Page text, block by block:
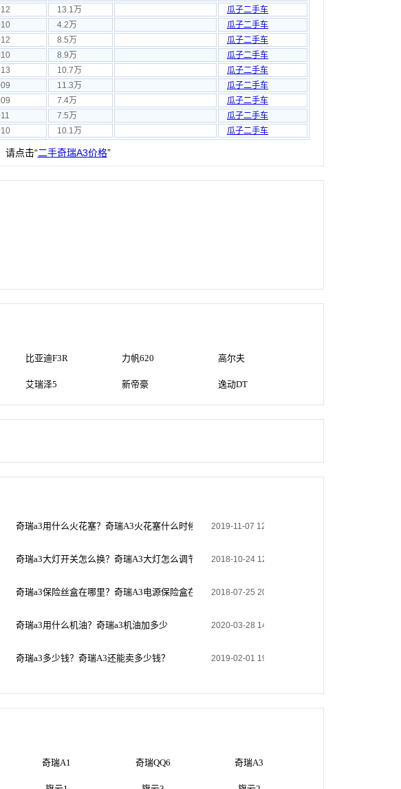
13.1万
瓜子二手车
4.2万
瓜子二手车
8.5万
瓜子二手车
8.9万
瓜子二手车
10.7万
瓜子二手车
11.3万
瓜子二手车
7.4万
瓜子二手车
7.5万
瓜子二手车
10.1万 瓜子二手车
请点击“二手奇瑞A3价格”
比亚迪F3R 力帆620 高尔夫
艾瑞泽5 新帝豪 逸动DT
奇瑞a3用什么火花塞？奇瑞A3火花塞什么时候需要更换2019-11-07 12:14:37
奇瑞a3大灯开关怎么换？奇瑞A3大灯怎么调节？ 2018-10-24 12:19:34
奇瑞a3保险丝盒在哪里？奇瑞A3电源保险盒在那里2018-07-25 20:58:01
奇瑞a3用什么机油？奇瑞a3机油加多少 2020-03-28 14:00:53
一次的？
奇瑞a3多少钱？奇瑞A3还能卖多少钱？ 2019-02-01 19:17:24
奇瑞A1 奇瑞QQ6 奇瑞A3